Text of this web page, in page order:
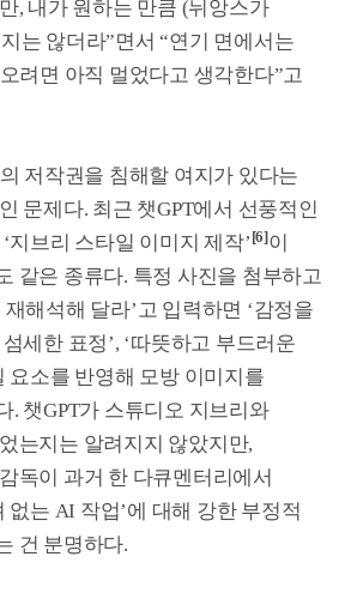
이익을 침해한다는 취지로도
을 것”이라고도 덧붙였다.
해야 할 숙제는 또 있다.
닮은 인공적 존재 앞에서
, 관객이 호감을 품고 작품에
영상 콘텐츠의 숙명을 고려하면
수 있다. <마테오>(2024)의
는 이의 불쾌감을 증폭시킬 수
이 안 될 정도로 유사해질수록
해질 것”이라고 내다봤다.